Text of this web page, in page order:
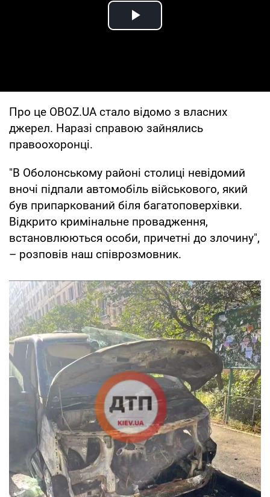
Play Video
Про це OBOZ.UA стало відомо з власних
джерел. Наразі справою зайнялись
правоохоронці.
"В Оболонському районі столиці невідомий
вночі підпали автомобіль військового, який
був припаркований біля багатоповерхівки.
Відкрито кримінальне провадження,
встановлюються особи, причетні до злочину",
– розповів наш співрозмовник.